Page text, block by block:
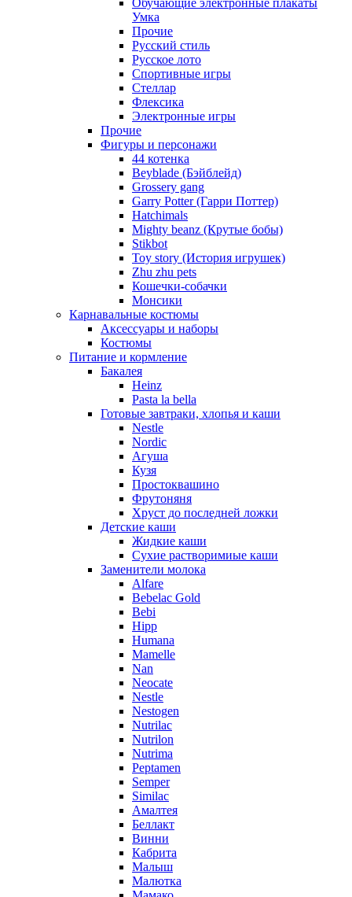
Обучающие электронные плакаты
Умка
Прочие
Русский стиль
Русское лото
Спортивные игры
Стеллар
Флексика
Электронные игры
Прочие
Фигуры и персонажи
44 котенка
Beyblade (Бэйблейд)
Grossery gang
Garry Potter (Гарри Поттер)
Hatchimals
Mighty beanz (Крутые бобы)
Stikbot
Toy story (История игрушек)
Zhu zhu pets
Кошечки-собачки
Монсики
Карнавальные костюмы
Аксессуары и наборы
Костюмы
Питание и кормление
Бакалея
Heinz
Pasta la bella
Готовые завтраки, хлопья и каши
Nestle
Nordic
Агуша
Кузя
Простоквашино
Фрутоняня
Хруст до последней ложки
Детские каши
Жидкие каши
Сухие растворимиые каши
Заменители молока
Alfare
Bebelac Gold
Bebi
Hipp
Humana
Mamelle
Nan
Neocate
Nestle
Nestogen
Nutrilac
Nutrilon
Nutrima
Peptamen
Semper
Similac
Амалтея
Беллакт
Винни
Кабрита
Малыш
Малютка